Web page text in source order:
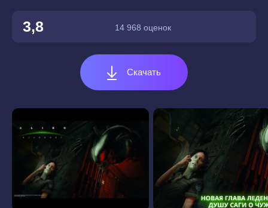
3,8 14 968 оценок
Скачать